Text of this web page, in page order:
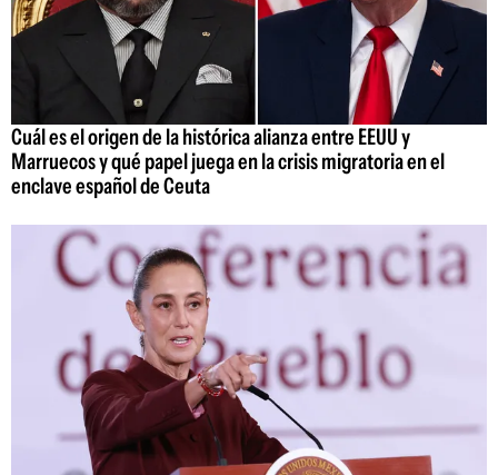
Cuál es el origen de la histórica alianza entre EEUU y
Marruecos y qué papel juega en la crisis migratoria en el
enclave español de Ceuta